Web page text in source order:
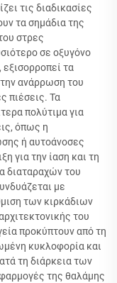
τις διαδικασίες
τα σημάδια της
στρες
σε οξυγόνο
τα
ανάρρωση του
πιέσεις. Τα
πολύτιμα για
όπως η
ή αυτοάνοσες
για την ίαση και τη
διαταραχών του
με
των κιρκάδιων
του
προκύπτουν από τη
κυκλοφορία και
τη διάρκεια των
της θαλάμης